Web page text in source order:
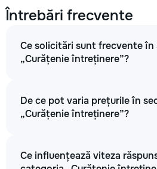
Întrebări frecvente
Ce solicitări sunt frecvente în
„Curățenie întreținere”?
De ce pot varia prețurile în
„Curățenie întreținere”?
Ce influențează viteza